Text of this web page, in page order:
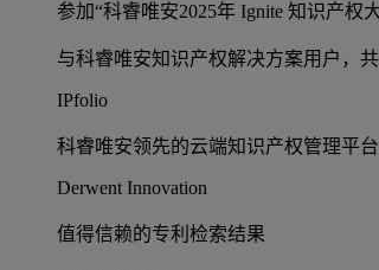
参加“科睿唯安2025年 Ignite 知识产权
与科睿唯安知识产权解决方案用户，
IPfolio
科睿唯安领先的云端知识产权管理平
Derwent Innovation
值得信赖的专利检索结果